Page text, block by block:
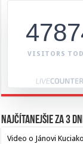
VISITORS
Najčítanejšie za 3
Video o Jánovi